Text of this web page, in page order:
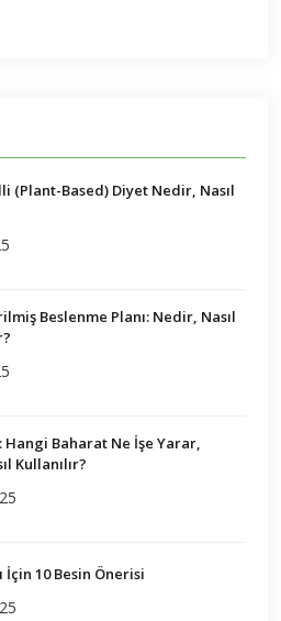
(Plant-Based) Diyet Nedir, Nasıl
Beslenme Planı: Nedir, Nasıl
Baharat Ne İşe Yarar,
Kullanılır?
İçin 10 Besin Önerisi